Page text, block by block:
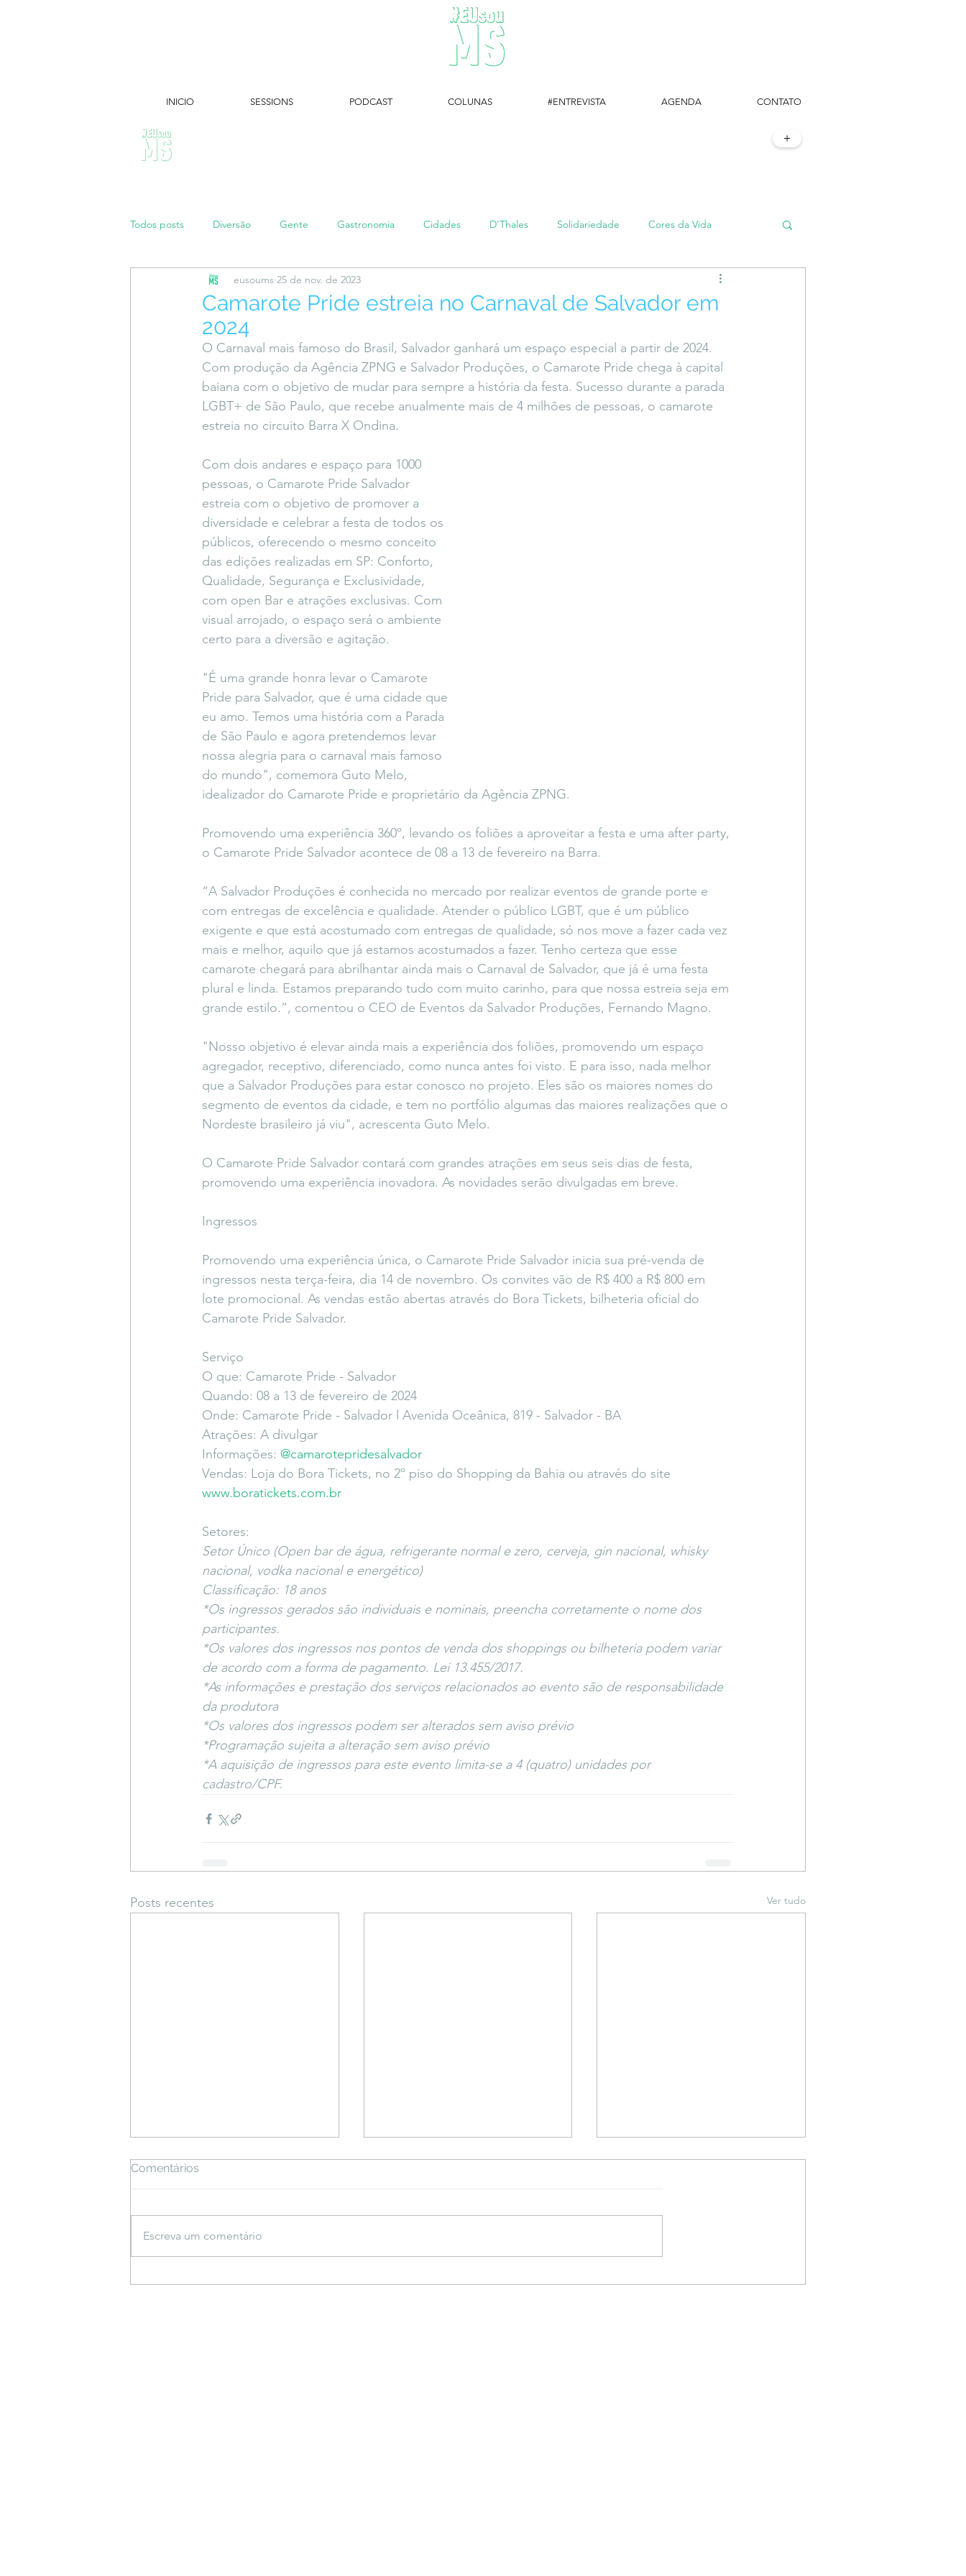
Todos posts Diversão Gente Gastronomia Cidades D'Thales Solidariedade Cores da Vida
Papo de Mãe #maratonei #setembroamarelo #TôemSampa, meu!
Coluna do Vasques
Camarote Pride estreia no Carnaval de Salvador em
2024
eusoums 25 de nov. de 2023
O Carnaval mais famoso do Brasil, Salvador ganhará um espaço especial a partir de 2024.
Com produção da Agência ZPNG e Salvador Produções, o Camarote Pride chega à capital
baiana com o objetivo de mudar para sempre a história da festa. Sucesso durante a parada
LGBT+ de São Paulo, que recebe anualmente mais de 4 milhões de pessoas, o camarote
estreia no circuito Barra X Ondina.
Com dois andares e espaço para 1000
pessoas, o Camarote Pride Salvador
estreia com o objetivo de promover a
diversidade e celebrar a festa de todos os
públicos, oferecendo o mesmo conceito
das edições realizadas em SP: Conforto,
Qualidade, Segurança e Exclusividade,
com open Bar e atrações exclusivas. Com
visual arrojado, o espaço será o ambiente
certo para a diversão e agitação.
"É uma grande honra levar o Camarote
Pride para Salvador, que é uma cidade que
eu amo. Temos uma história com a Parada
de São Paulo e agora pretendemos levar
nossa alegria para o carnaval mais famoso
do mundo", comemora Guto Melo,
idealizador do Camarote Pride e proprietário da Agência ZPNG.
Promovendo uma experiência 360º, levando os foliões a aproveitar a festa e uma after party,
o Camarote Pride Salvador acontece de 08 a 13 de fevereiro na Barra.
“A Salvador Produções é conhecida no mercado por realizar eventos de grande porte e
com entregas de excelência e qualidade. Atender o público LGBT, que é um público
exigente e que está acostumado com entregas de qualidade, só nos move a fazer cada vez
mais e melhor, aquilo que já estamos acostumados a fazer. Tenho certeza que esse
camarote chegará para abrilhantar ainda mais o Carnaval de Salvador, que já é uma festa
plural e linda. Estamos preparando tudo com muito carinho, para que nossa estreia seja em
grande estilo.”, comentou o CEO de Eventos da Salvador Produções, Fernando Magno.
"Nosso objetivo é elevar ainda mais a experiência dos foliões, promovendo um espaço
agregador, receptivo, diferenciado, como nunca antes foi visto. E para isso, nada melhor
que a Salvador Produções para estar conosco no projeto. Eles são os maiores nomes do
segmento de eventos da cidade, e tem no portfólio algumas das maiores realizações que o
Nordeste brasileiro já viu", acrescenta Guto Melo.
O Camarote Pride Salvador contará com grandes atrações em seus seis dias de festa,
promovendo uma experiência inovadora. As novidades serão divulgadas em breve.
Ingressos
Promovendo uma experiência única, o Camarote Pride Salvador inicia sua pré-venda de
ingressos nesta terça-feira, dia 14 de novembro. Os convites vão de R$ 400 a R$ 800 em
lote promocional. As vendas estão abertas através do Bora Tickets, bilheteria oficial do
Camarote Pride Salvador.
Serviço
O que: Camarote Pride - Salvador
Quando: 08 a 13 de fevereiro de 2024
Onde: Camarote Pride - Salvador l Avenida Oceânica, 819 - Salvador - BA
Atrações: A divulgar
Informações: @camarotepridesalvador
Vendas: Loja do Bora Tickets, no 2º piso do Shopping da Bahia ou através do site
www.boratickets.com.br
Setores:
Setor Único (Open bar de água, refrigerante normal e zero, cerveja, gin nacional, whisky
nacional, vodka nacional e energético)
Classificação: 18 anos
*Os ingressos gerados são individuais e nominais, preencha corretamente o nome dos
participantes.
*Os valores dos ingressos nos pontos de venda dos shoppings ou bilheteria podem variar
de acordo com a forma de pagamento. Lei 13.455/2017.
*As informações e prestação dos serviços relacionados ao evento são de responsabilidade
da produtora
*Os valores dos ingressos podem ser alterados sem aviso prévio
*Programação sujeita a alteração sem aviso prévio
*A aquisição de ingressos para este evento limita-se a 4 (quatro) unidades por
cadastro/CPF.
Posts recentes Ver tudo
Comentários
Escreva um comentário
+
INICIO SESSIONS PODCAST COLUNAS #ENTREVISTA AGENDA CONTATO